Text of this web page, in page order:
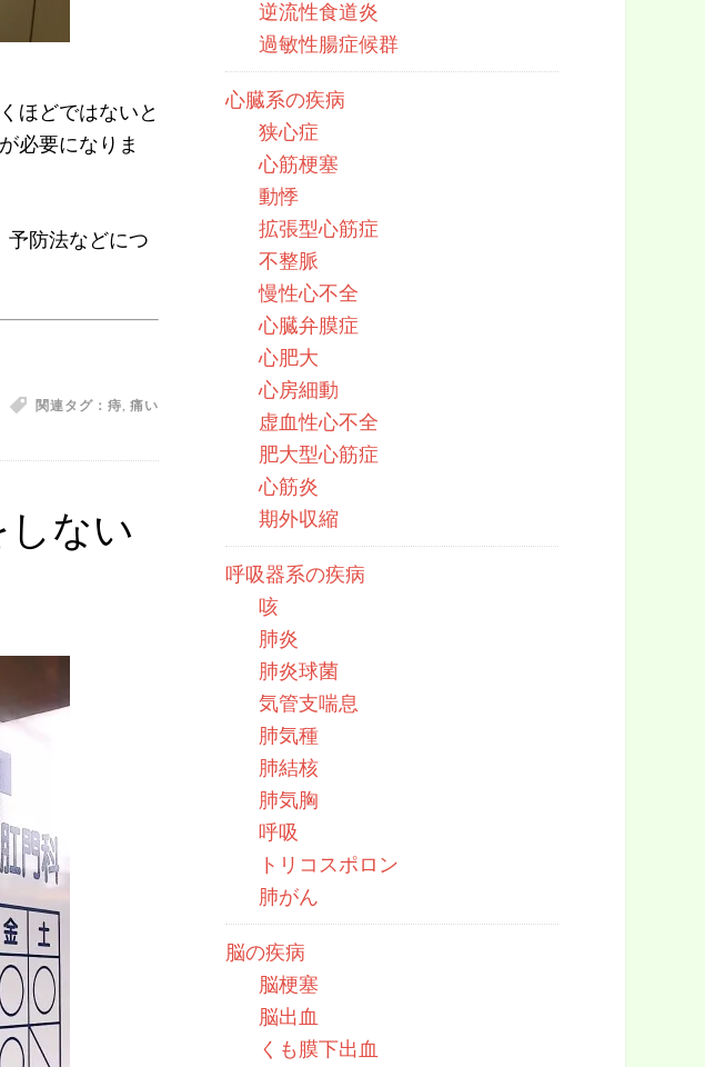
ほどではないと
必要になりま
予防法などにつ
関連タグ： 痔, 痛い
ない
逆流性食道炎
過敏性腸症候群
心臓系の疾病
狭心症
心筋梗塞
動悸
拡張型心筋症
不整脈
慢性心不全
心臓弁膜症
心肥大
心房細動
虚血性心不全
肥大型心筋症
心筋炎
期外収縮
呼吸器系の疾病
咳
肺炎
肺炎球菌
気管支喘息
肺気種
肺結核
肺気胸
呼吸
トリコスポロン
肺がん
脳の疾病
脳梗塞
脳出血
くも膜下出血